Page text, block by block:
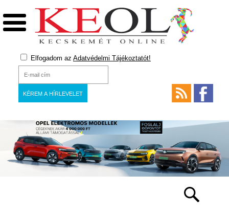
Elfogadom az Adatvédelmi Tájékoztatót!